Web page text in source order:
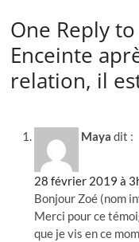
One Reply
Enceinte
relation, il
Maya dit :
28 février 2019 à
Bonjour Zoé (nom
Merci pour ce
que je vis en ce